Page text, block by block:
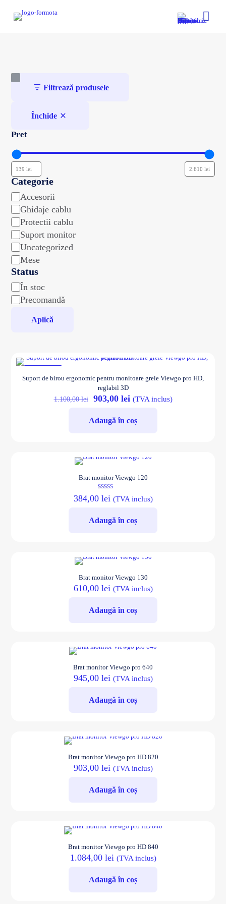
Filtrează produsele
Închide
Pret
Categorie
categorie
Accesorii
Ghidaje cablu
Protectii cablu
Suport monitor
Uncategorized
Mese
Status
Disponibilitate
În stoc
Precomandă
Aplică
Suport de birou ergonomic pentru monitoare grele Viewgo pro HD,
reglabil 3D
1.100,00lei
Prețul
a
fost:
903,00 leiPrețul
este:
903,00 lei.
(TVA inclus)
Adaugă în coș
Brat monitor Viewgo 120
Evaluat la
5.00
384,00 lei (TVA inclus)
Adaugă în coș
Brat monitor Viewgo 130
610,00 lei (TVA inclus)
Adaugă în coș
Brat monitor Viewgo pro 640
945,00 lei (TVA inclus)
Adaugă în coș
Brat monitor Viewgo pro HD 820
903,00 lei (TVA inclus)
Adaugă în coș
Brat monitor Viewgo pro HD 840
1.084,00 lei (TVA inclus)
Adaugă în coș